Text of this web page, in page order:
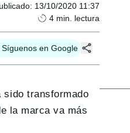
: 13/10/2020 11:37
4 min. lectura
Síguenos en Google
sido transformado
la marca va más